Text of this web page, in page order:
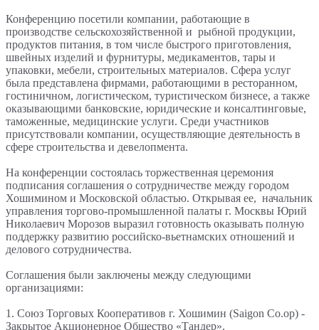
Конференцию посетили компании, работающие в
производстве сельскохозяйственной и рыбной продукции,
продуктов питания, в том числе быстрого приготовления,
швейных изделий и фурнитуры, медикаментов, тары и
упаковки, мебели, строительных материалов. Сфера услуг
была представлена фирмами, работающими в ресторанном,
гостиничном, логистическом, туристическом бизнесе, а также
оказывающими банковские, юридические и консалтинговые,
таможенные, медицинские услуги. Среди участников
присутствовали компании, осуществляющие деятельность в
сфере строительства и девелопмента.
На конференции состоялась торжественная церемония
подписания соглашения о сотрудничестве между городом
Хошимином и Московской областью. Открывая ее, начальник
управления торгово-промышленной палаты г. Москвы Юрий
Николаевич Морозов выразил готовность оказывать полную
поддержку развитию российско-вьетнамских отношений и
делового сотрудничества.
Соглашения были заключены между следующими
организациями:
1. Союз Торговых Кооперативов г. Хошимин (Saigon Co.op) -
Закрытое Акционерное Общество «Тандер».